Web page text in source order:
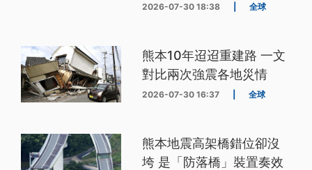
2026-07-30 18:38 全球
熊本10年迢迢重建路 一文
對比兩次強震各地災情
2026-07-30 16:37 全球
熊本地震高架橋錯位卻沒
垮 是「防落橋」裝置奏效